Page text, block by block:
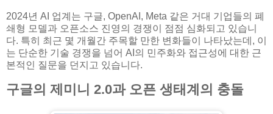
2024년 AI 업계는 구글, OpenAI, Meta 같은 거대 기업들의 폐
쇄형 모델과 오픈소스 진영의 경쟁이 점점 심화되고 있습니
다. 특히 최근 몇 개월간 주목할 만한 변화들이 나타났는데, 이
는 단순한 기술 경쟁을 넘어 AI의 민주화와 접근성에 대한 근
본적인 질문을 던지고 있습니다.
구글의 제미니 2.0과 오픈 생태계의 충돌